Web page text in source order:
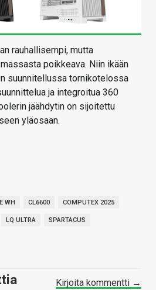
rauhallisempi, mutta
poikkeava. Niin ikään
suunnitellussa tornikotelossa
ja integroitua 360
jäähdytin on sijoitettu
yläosaan.
WH CL6600 COMPUTEX 2025
LQ ULTRA SPARTACUS
Kirjoita kommentti →